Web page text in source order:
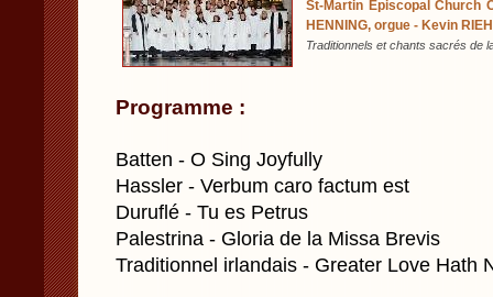
St-Martin Episcopal Church
HENNING, orgue - Kevin
Traditionnels et chants sacrés de
Programme :
Batten - O Sing Joyfully
Hassler - Verbum caro factum est
Duruflé - Tu es Petrus
Palestrina - Gloria de la Missa Brevis
Traditionnel irlandais - Greater Love Hath